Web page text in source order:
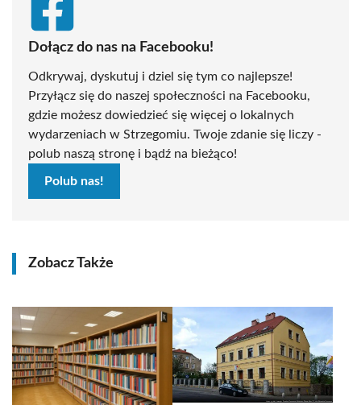
Dołącz do nas na Facebooku!
Odkrywaj, dyskutuj i dziel się tym co najlepsze!
Przyłącz się do naszej społeczności na Facebooku,
gdzie możesz dowiedzieć się więcej o lokalnych
wydarzeniach w Strzegomiu. Twoje zdanie się liczy -
polub naszą stronę i bądź na bieżąco!
Polub nas!
Zobacz Także